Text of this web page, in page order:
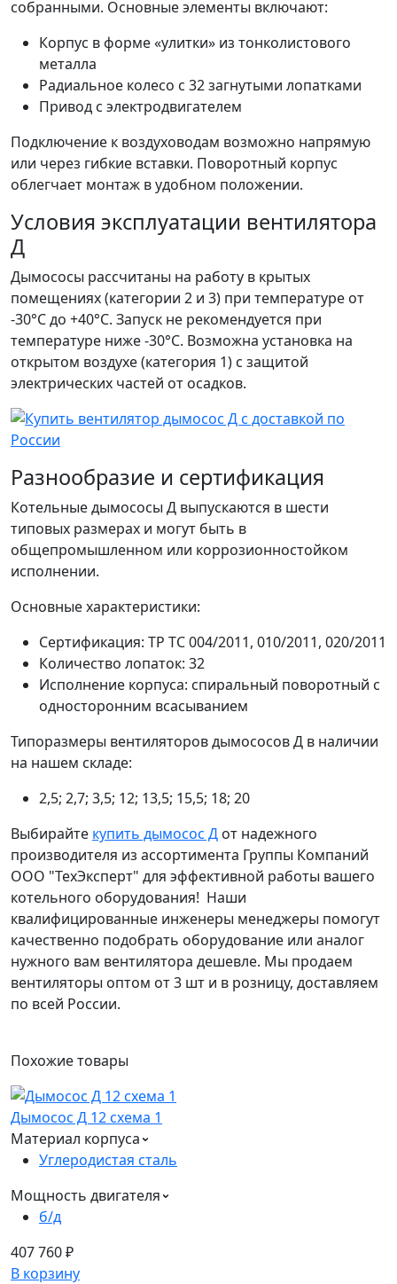
собранными. Основные элементы включают:
Корпус в форме «улитки» из тонколистового
металла
Радиальное колесо с 32 загнутыми лопатками
Привод с электродвигателем
Подключение к воздуховодам возможно напрямую
или через гибкие вставки. Поворотный корпус
облегчает монтаж в удобном положении.
Условия эксплуатации вентилятора
Д
Дымососы рассчитаны на работу в крытых
помещениях (категории 2 и 3) при температуре от
-30°C до +40°C. Запуск не рекомендуется при
температуре ниже -30°C. Возможна установка на
открытом воздухе (категория 1) с защитой
электрических частей от осадков.
Разнообразие и сертификация
Котельные дымососы Д выпускаются в шести
типовых размерах и могут быть в
общепромышленном или коррозионностойком
исполнении.
Основные характеристики:
Сертификация: ТР ТС 004/2011, 010/2011, 020/2011
Количество лопаток: 32
Исполнение корпуса: спиральный поворотный с
односторонним всасыванием
Типоразмеры вентиляторов дымососов Д в наличии
на нашем складе:
2,5; 2,7; 3,5; 12; 13,5; 15,5; 18; 20
Выбирайте купить дымосос Д от надежного
производителя из ассортимента Группы Компаний
ООО "ТехЭксперт" для эффективной работы вашего
котельного оборудования! Наши
квалифицированные инженеры менеджеры помогут
качественно подобрать оборудование или аналог
нужного вам вентилятора дешевле. Мы продаем
вентиляторы оптом от 3 шт и в розницу, доставляем
по всей России.
Похожиетовары
Дымосос Д 12 схема 1
Материал корпуса
Углеродистая сталь
Мощность двигателя
б/д
407 760 ₽
В корзину